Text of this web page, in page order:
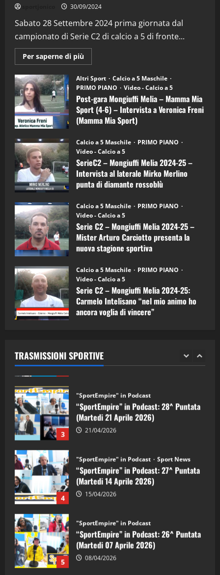
30/09/2024
Sabato 28 Settembre 2024 prima giornata dal
campionato di Serie C2 di calcio a 5 di fronte...
Per saperne di più
informazioni
Post-
gara
Mongiuffi
Melia
–
Mamma
Mia
Sport
6)
–
Intervista
a
mister
Arturo
Carciotto
(Mongiuffi
Altri Sport
Calcio a 5 Maschile
PRIMO PIANO
Video - Calcio a 5
Post-gara Mongiuffi Melia – Mamma Mia
Sport (4-6) – Intervista a Veronica Freni
(Mamma Mia Sport)
Calcio a 5 Maschile
PRIMO PIANO
Video - Calcio a 5
SerieC2 – Mongiuffi Melia 2024-25 –
Intervista al laterale Mirko Merlino
punta di diamante rossoblù
Calcio a 5 Maschile
PRIMO PIANO
Video - Calcio a 5
Serie C2 – Mongiuffi Melia 2024-25 –
Mister Arturo Carciotto presenta la
nuova stagione sportiva
Calcio a 5 Maschile
PRIMO PIANO
Video - Calcio a 5
Serie C2 – Mongiuffi Melia 2024-25:
Carmelo Intelisano “nel mio animo ho
ancora voglia di vincere”
TRASMISSIONI SPORTIVE
2
“SportEmpire” in Podcast: 29^ Puntata
(Martedi 28 Aprile 2026)
28/04/2026
3
"SportEmpire" in Podcast
“SportEmpire” in Podcast: 28^ Puntata
(Martedi 21 Aprile 2026)
21/04/2026
4
“SportEmpire” in Podcast: 27^ Puntata
(Martedi 14 Aprile 2026)
15/04/2026
5
“SportEmpire” in Podcast: 26^ Puntata
(Martedi 07 Aprile 2026)
08/04/2026
1
“SportEmpire” in Podcast: 30^ Puntata
(Martedi 05 Maggio 2026)
08/05/2026
2 28/04/2026
3
“SportEmpire” in Podcast: 28^ Puntata
(Martedi 21 Aprile 2026)
21/04/2026
4
“SportEmpire” in Podcast: 27^ Puntata
(Martedi 14 Aprile 2026)
15/04/2026
5
“SportEmpire” in Podcast: 26^ Puntata
(Martedi 07 Aprile 2026)
08/04/2026